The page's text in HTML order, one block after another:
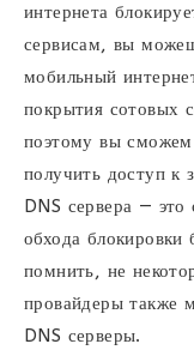
интернета
сервисам, вы
мобильный
покрытия сотовых
поэтому вы сможем
получить доступ к
DNS сервера —
обхода блокировки
помнить, не
провайдеры также
DNS серверы.